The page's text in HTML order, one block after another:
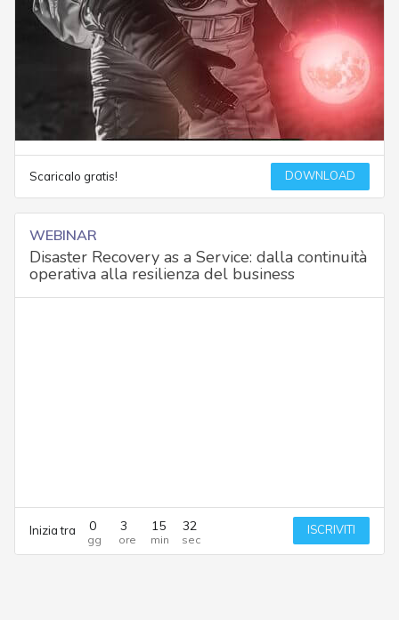
Scaricalo gratis! DOWNLOAD
WEBINAR
Disaster Recovery as a Service: dalla continuità
operativa alla resilienza del business
Inizia tra 0 3 15 32 ISCRIVITI